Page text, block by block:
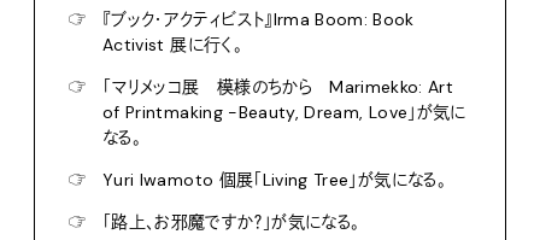
☞
『ブック・アクティビスト』Irma Boom: Book
Activist 展に行く。
☞
「マリメッコ展 模様のちから Marimekko: Art
of Printmaking -Beauty, Dream, Love」が気に
なる。
☞
Yuri Iwamoto 個展「Living Tree」が気になる。
☞
「路上、お邪魔ですか？」が気になる。